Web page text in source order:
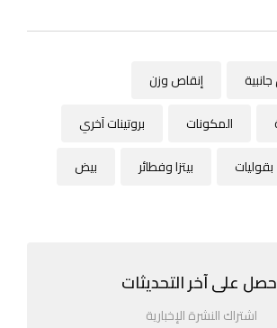
إنقاص وزن
المكونات
بروتينات آخري
بقوليات بيتزا وفطائر بيض
على آخر التحديثات
اشتراك النشرة الإخبارية